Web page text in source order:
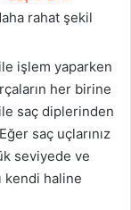
rahat şekil
işlem yaparken
her birine
saç diplerinden
saç uçlarınız
seviyede ve
kendi haline